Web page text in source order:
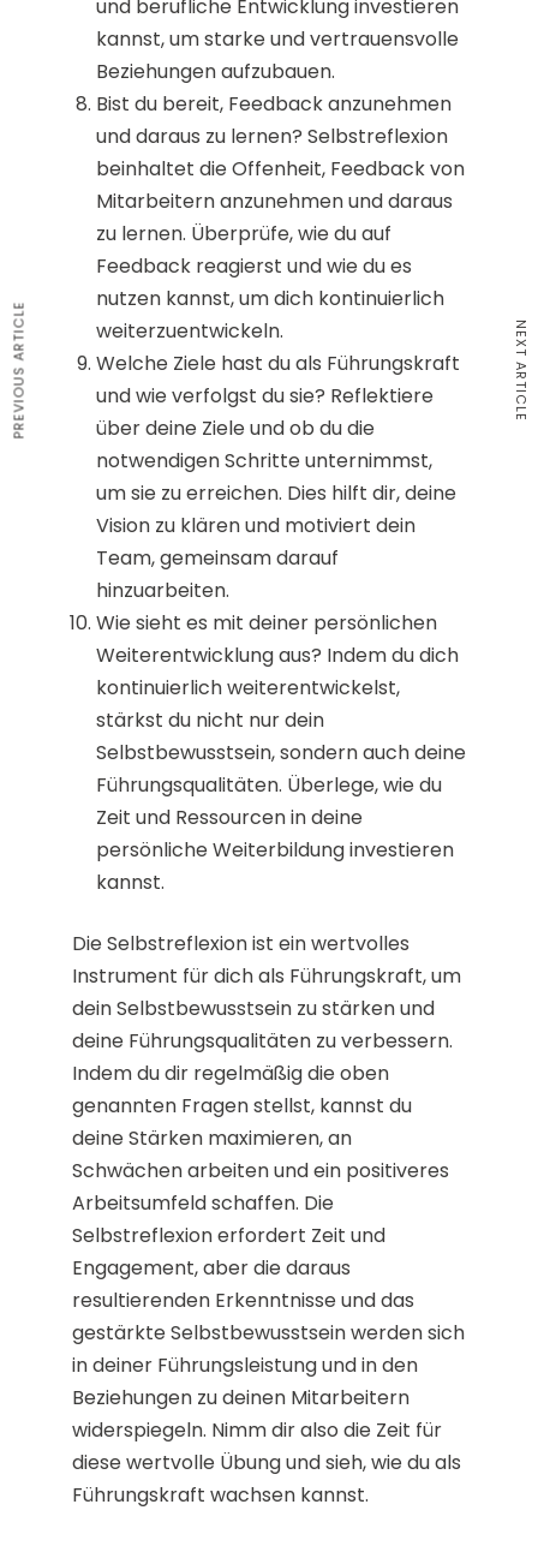
und berufliche Entwicklung investieren
kannst, um starke und vertrauensvolle
Beziehungen aufzubauen.
Bist du bereit, Feedback anzunehmen
und daraus zu lernen? Selbstreflexion
beinhaltet die Offenheit, Feedback von
Mitarbeitern anzunehmen und daraus
zu lernen. Überprüfe, wie du auf
Feedback reagierst und wie du es
nutzen kannst, um dich kontinuierlich
weiterzuentwickeln.
Welche Ziele hast du als Führungskraft
und wie verfolgst du sie? Reflektiere
über deine Ziele und ob du die
notwendigen Schritte unternimmst,
um sie zu erreichen. Dies hilft dir, deine
Vision zu klären und motiviert dein
Team, gemeinsam darauf
hinzuarbeiten.
Wie sieht es mit deiner persönlichen
Weiterentwicklung aus? Indem du dich
kontinuierlich weiterentwickelst,
stärkst du nicht nur dein
Selbstbewusstsein, sondern auch deine
Führungsqualitäten. Überlege, wie du
Zeit und Ressourcen in deine
persönliche Weiterbildung investieren
kannst.
Die Selbstreflexion ist ein wertvolles
Instrument für dich als Führungskraft, um
dein Selbstbewusstsein zu stärken und
deine Führungsqualitäten zu verbessern.
Indem du dir regelmäßig die oben
genannten Fragen stellst, kannst du
deine Stärken maximieren, an
Schwächen arbeiten und ein positiveres
Arbeitsumfeld schaffen. Die
Selbstreflexion erfordert Zeit und
Engagement, aber die daraus
resultierenden Erkenntnisse und das
gestärkte Selbstbewusstsein werden sich
in deiner Führungsleistung und in den
Beziehungen zu deinen Mitarbeitern
widerspiegeln. Nimm dir also die Zeit für
diese wertvolle Übung und sieh, wie du als
Führungskraft wachsen kannst.
PREVIOUS ARTICLE NEXT ARTICLE